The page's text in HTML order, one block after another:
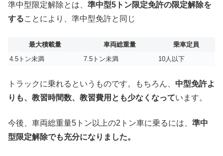
準中型限定解除とは、 準中型5トン限定免許の限定解除を
することにより、準中型免許と同じ
最大積載量 車両総重量
乗車定員
4.5トン未満
7.5トン未満 10人以下
トラックに乗れるというものです。もちろん、 中型免許よ
りも、教習時間数、教習費用とも少なくなっています。
今後、車両総重量5トン以上の2トン車に乗るには、 準中
型限定解除でも充分になりました。